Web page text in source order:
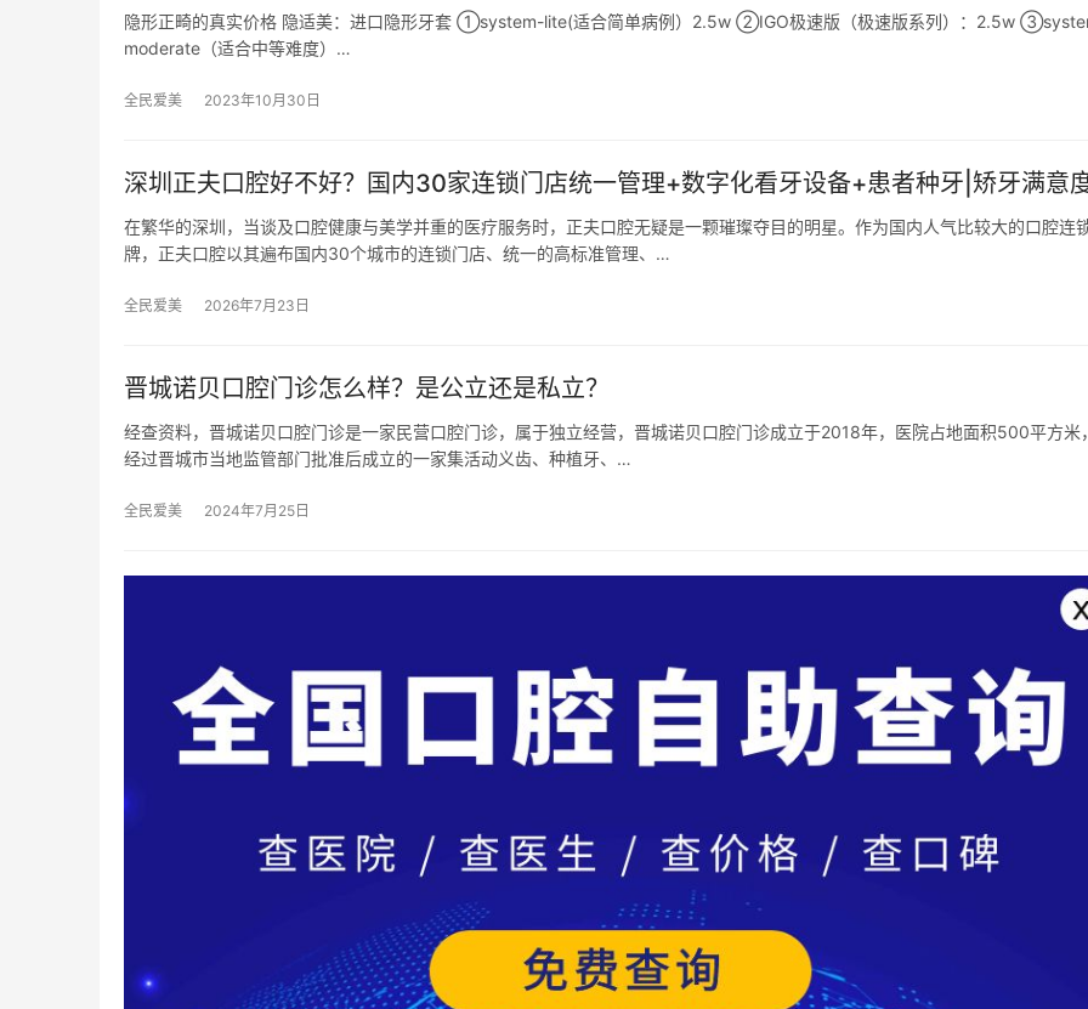
隐形正畸的真实价格 隐适美：进口隐形牙套 ①system-lite(适合简单病例）2.5w ②IGO极速版（极速版系列）：2.5w
moderate（适合中等难度）…
全民爱美 2023年10月30日
深圳正夫口腔好不好？国内30家连锁门店统一管理+数字化看牙设备+患者种牙|矫牙满意
在繁华的深圳，当谈及口腔健康与美学并重的医疗服务时，正夫口腔无疑是一颗璀璨夺目的明星。作为国内人气比较大的口腔连
牌，正夫口腔以其遍布国内30个城市的连锁门店、统一的高标准管理、…
全民爱美 2026年7月23日
晋城诺贝口腔门诊怎么样？是公立还是私立？
经查资料，晋城诺贝口腔门诊是一家民营口腔门诊，属于独立经营，晋城诺贝口腔门诊成立于2018年，医院占地面积500平方米
经过晋城市当地监管部门批准后成立的一家集活动义齿、种植牙、…
全民爱美 2024年7月25日